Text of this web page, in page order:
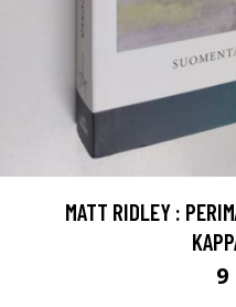
MATT RIDLEY :
9